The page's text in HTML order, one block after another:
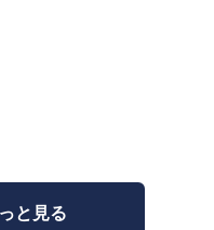
と見る